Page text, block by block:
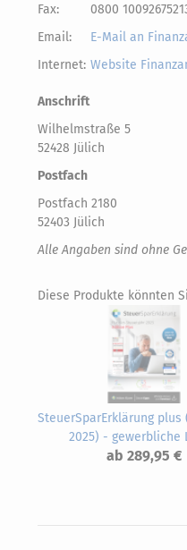
Fax:
0800
Email:
E-Mail an
Internet: Website
Anschrift
Wilhelmstraße 5
52428 Jülich
Postfach
Postfach 2180
52403 Jülich
Alle Angaben sind ohne
Diese Produkte könnten
SteuerSparErklärung plus
2025) - gewerbliche
ab 289,95 €